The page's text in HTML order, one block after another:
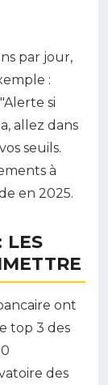
par jour,
:
si
allez dans
seuils.
à
en 2025.
LES
ont
top 3 des
des